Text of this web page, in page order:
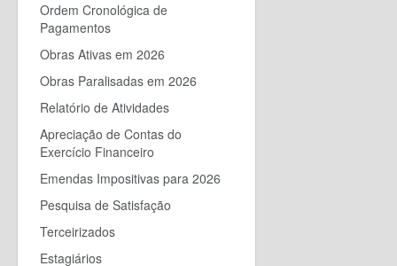
Ordem Cronológica de
Pagamentos
Obras Ativas em 2026
Obras Paralisadas em 2026
Relatório de Atividades
Apreciação de Contas do
Exercício Financeiro
Emendas Impositivas para 2026
Pesquisa de Satisfação
Terceirizados
Estagiários